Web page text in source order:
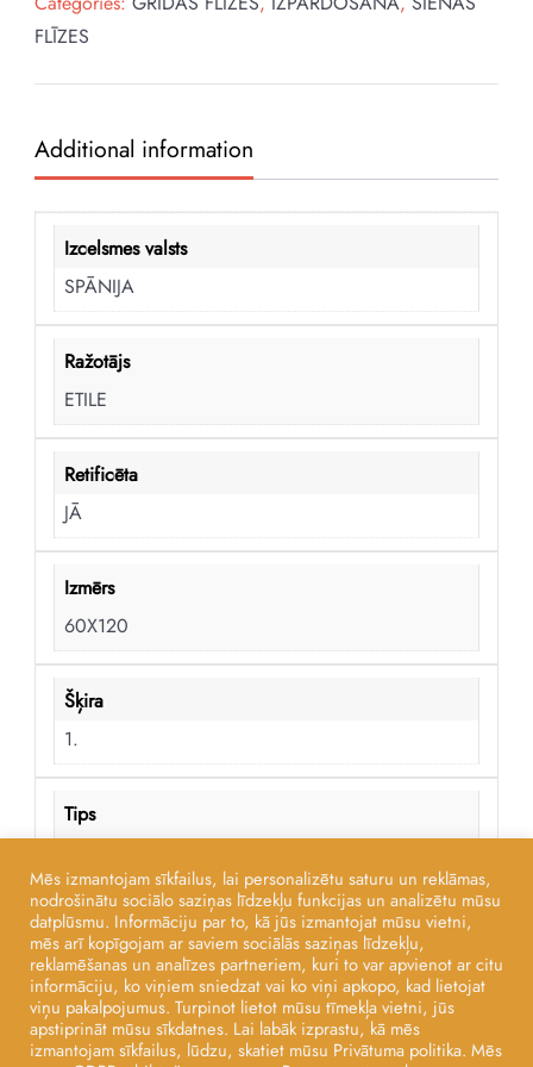
FLĪZES
Additional information
Izcelsmes valsts
SPĀNIJA
Ražotājs
ETILE
Retificēta
JĀ
Izmērs
60X120
Šķira
1.
Tips
Virsma
MATĒTA
Mēs izmantojam sīkfailus, lai personalizētu saturu un reklāmas,
nodrošinātu sociālo saziņas līdzekļu funkcijas un analizētu mūsu
datplūsmu. Informāciju par to, kā jūs izmantojat mūsu vietni,
mēs arī kopīgojam ar saviem sociālās saziņas līdzekļu,
reklamēšanas un analīzes partneriem, kuri to var apvienot ar citu
informāciju, ko viņiem sniedzat vai ko viņi apkopo, kad lietojat
viņu pakalpojumus. Turpinot lietot mūsu tīmekļa vietni, jūs
apstiprināt mūsu sīkdatnes. Lai labāk izprastu, kā mēs
izmantojam sīkfailus, lūdzu, skatiet mūsu Privātuma politika. Mēs